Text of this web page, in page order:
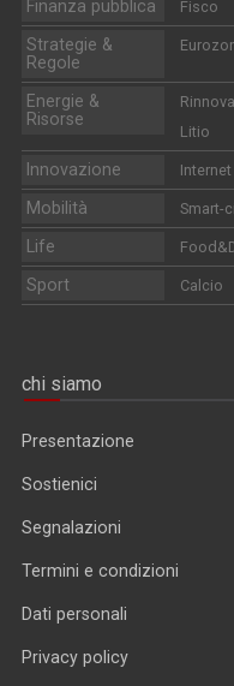
Finanza pubblica Fisco
Strategie &
Regole
Energie &
Risorse
Litio
Innovazione Internet
Mobilità Smart-
Life
Sport Calcio
chi siamo
Presentazione
Sostienici
Segnalazioni
Termini e condizioni
Dati personali
Privacy policy